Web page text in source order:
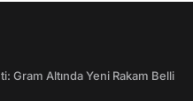
Gram Altında Yeni Rakam Belli